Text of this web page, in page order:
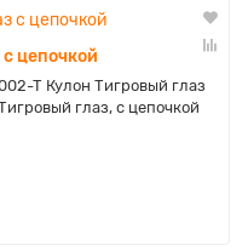
цепочкой
T Кулон Тигровый глаз
глаз, с цепочкой